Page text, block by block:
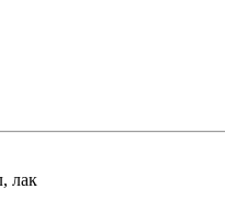
лак